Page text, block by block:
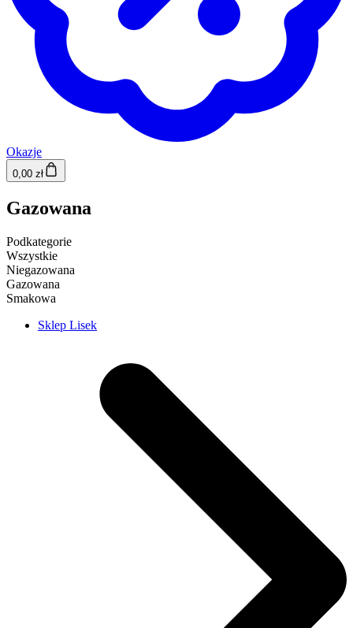
Okazje
0,00 zł
Gazowana
Podkategorie
Wszystkie
Niegazowana
Gazowana
Smakowa
Sklep Lisek